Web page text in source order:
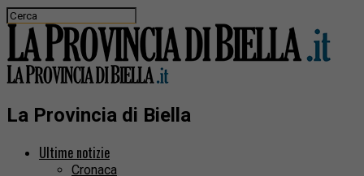
La Provincia di Biella
Ultime notizie
Cronaca